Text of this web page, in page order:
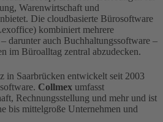
Warenwirtschaft und
Die cloudbasierte Bürosoftware
kombiniert mehrere
darunter auch Buchhaltungssoftware –
im Büroalltag zentral abzudecken.
Saarbrücken entwickelt seit 2003
Collmex umfasst
Rechnungsstellung und mehr und ist
bis mittelgroße Unternehmen und